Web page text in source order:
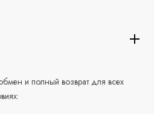
и полный возврат для всех